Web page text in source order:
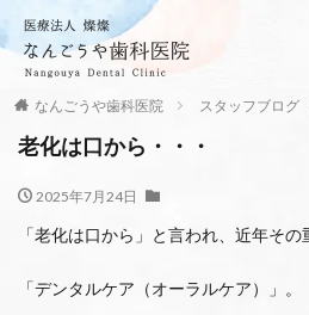
なんごうや歯科医院 スタッフブログ
老化は口から・・・
2025年7月24日
「老化は口から」と言われ、近年そ
「デンタルケア（オーラルケア）」。